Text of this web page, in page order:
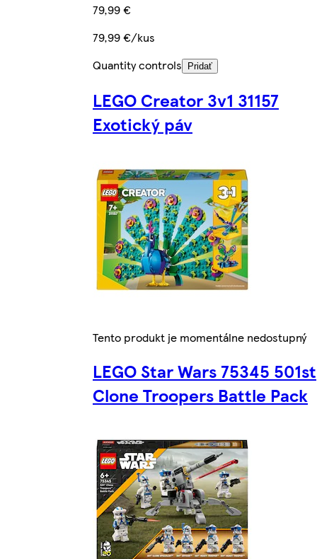
79,99 €
79,99 €/kus
Quantity controls
Pridať
LEGO Creator 3v1 31157
Exotický páv
Tento produkt je momentálne nedostupný
LEGO Star Wars 75345 501st
Clone Troopers Battle Pack